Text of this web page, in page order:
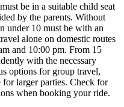
be in a suitable child seat
by the parents. Without
under 10 must be with an
alone on domestic routes
and 10:00 pm. From 15
with the necessary
options for group travel,
larger parties. Check for
when booking your ride.